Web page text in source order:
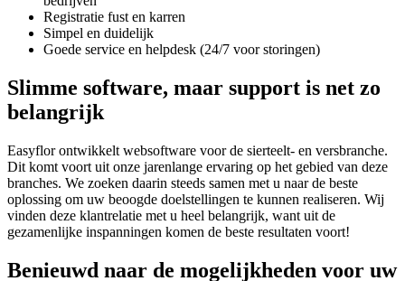
Registratie fust en karren
Simpel en duidelijk
Goede service en helpdesk (24/7 voor storingen)
Slimme software, maar support is net zo
belangrijk
Easyflor ontwikkelt websoftware voor de sierteelt- en versbranche.
Dit komt voort uit onze jarenlange ervaring op het gebied van deze
branches. We zoeken daarin steeds samen met u naar de beste
oplossing om uw beoogde doelstellingen te kunnen realiseren. Wij
vinden deze klantrelatie met u heel belangrijk, want uit de
gezamenlijke inspanningen komen de beste resultaten voort!
Benieuwd naar de mogelijkheden voor uw